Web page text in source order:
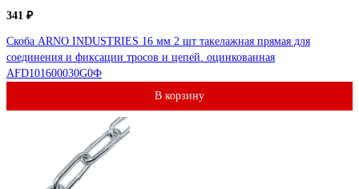
341 ₽
Скоба ARNO INDUSTRIES 16 мм 2 шт такелажная прямая для
соединения и фиксации тросов и цепей. оцинкованная
AFD101600030G0Ф
В корзину